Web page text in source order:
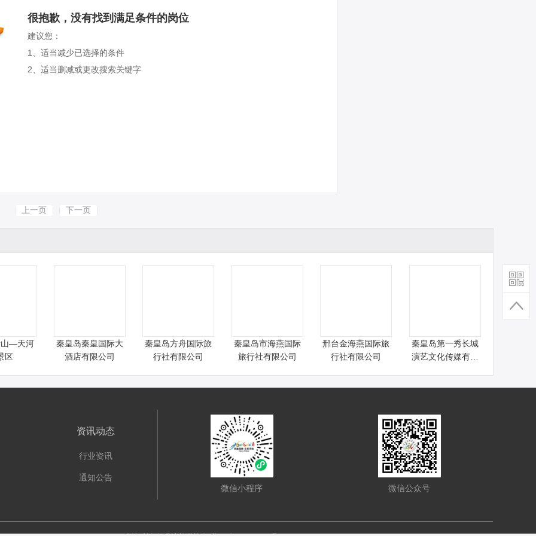
很抱歉，没有找到满足条件的岗位
建议您：
1、适当减少已选择的条件
2、适当删减或更改搜索关键字
上一页 下一页
山—天河
区
秦皇岛秦皇国际大
酒店有限公司
秦皇岛方舟国际旅
行社有限公司
秦皇岛市海燕国际
旅行社有限公司
邢台金海燕国际旅
行社有限公司
秦皇岛第一秀长城
演艺文化传媒有限
资讯动态
行业资讯
通知公告
微信小程序
微信公众号